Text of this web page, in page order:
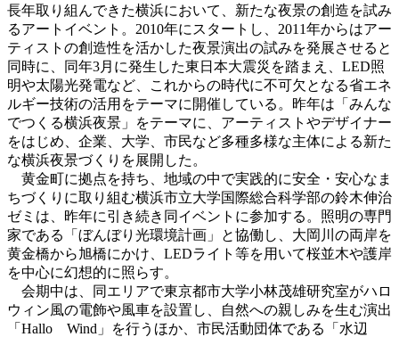
長年取り組んできた横浜において、新たな夜景の創造を試み
るアートイベント。2010年にスタートし、2011年からはアー
ティストの創造性を活かした夜景演出の試みを発展させると
同時に、同年3月に発生した東日本大震災を踏まえ、LED照
明や太陽光発電など、これからの時代に不可欠となる省エネ
ルギー技術の活用をテーマに開催している。昨年は「みんな
でつくる横浜夜景」をテーマに、アーティストやデザイナー
をはじめ、企業、大学、市民など多種多様な主体による新た
な横浜夜景づくりを展開した。
黄金町に拠点を持ち、地域の中で実践的に安全・安心なま
ちづくりに取り組む横浜市立大学国際総合科学部の鈴木伸治
ゼミは、昨年に引き続き同イベントに参加する。照明の専門
家である「ぼんぼり光環境計画」と協働し、大岡川の両岸を
黄金橋から旭橋にかけ、LEDライト等を用いて桜並木や護岸
を中心に幻想的に照らす。
会期中は、同エリアで東京都市大学小林茂雄研究室がハロ
ウィン風の電飾や風車を設置し、自然への親しみを生む演出
「Hallo Wind」を行うほか、市民活動団体である「水辺